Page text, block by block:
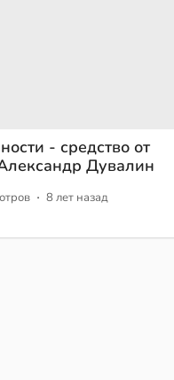
- средство от
Дувалин
· 8 лет назад